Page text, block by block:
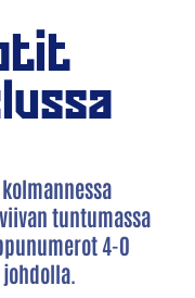
tuntumassa
4-0